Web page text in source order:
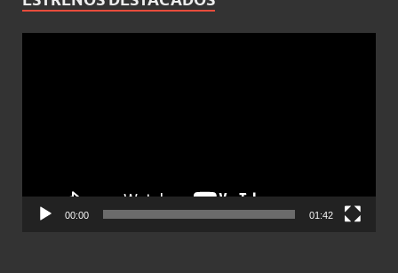
00:00 01:42